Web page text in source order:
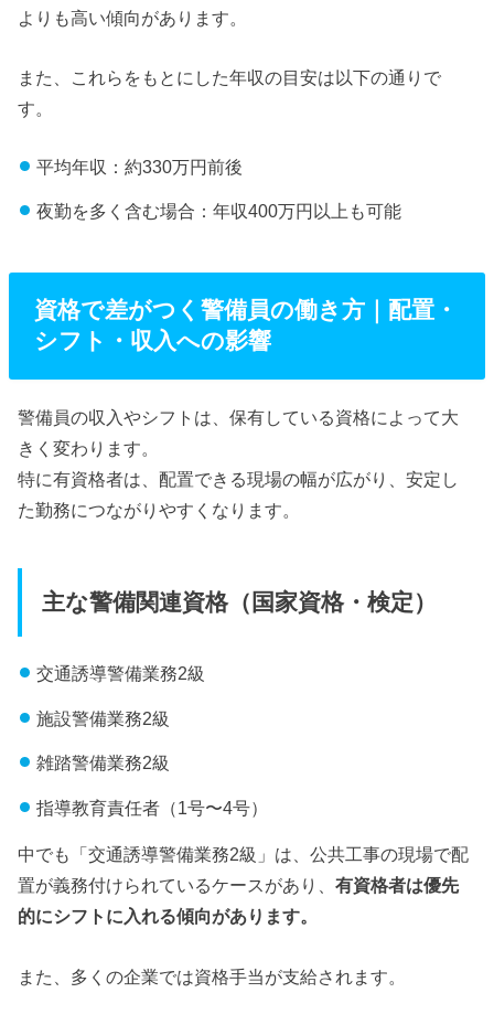
よりも高い傾向があります。
また、これらをもとにした年収の目安は以下の通りで
す。
平均年収：約330万円前後
夜勤を多く含む場合：年収400万円以上も可能
資格で差がつく警備員の働き方｜配置・
シフト・収入への影響
警備員の収入やシフトは、保有している資格によって大
きく変わります。
特に有資格者は、配置できる現場の幅が広がり、安定し
た勤務につながりやすくなります。
主な警備関連資格（国家資格・検定）
交通誘導警備業務2級
施設警備業務2級
雑踏警備業務2級
指導教育責任者（1号〜4号）
中でも「交通誘導警備業務2級」は、公共工事の現場で配
置が義務付けられているケースがあり、有資格者は優先
的にシフトに入れる傾向があります。
また、多くの企業では資格手当が支給されます。